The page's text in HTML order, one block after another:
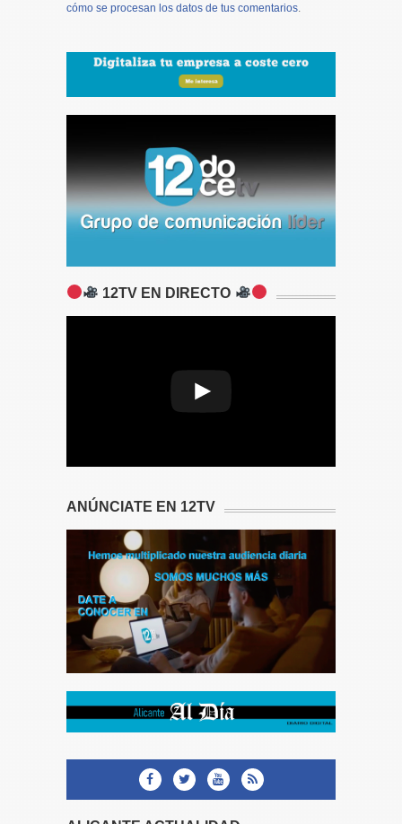
cómo se procesan los datos de tus comentarios.
12TV EN DIRECTO
ANÚNCIATE EN 12TV